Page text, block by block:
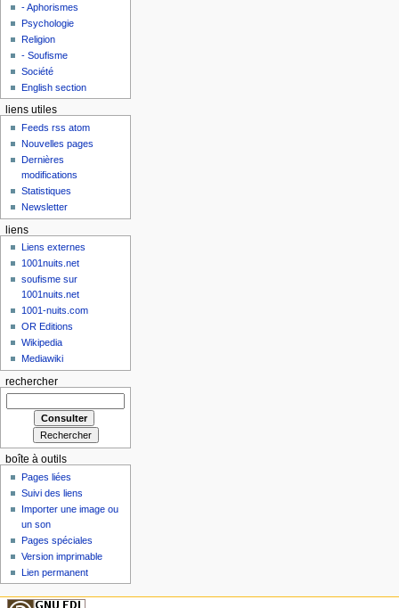
- Aphorismes
Psychologie
Religion
- Soufisme
Société
English section
liens utiles
Feeds rss atom
Nouvelles pages
Dernières
modifications
Statistiques
Newsletter
liens
Liens externes
1001nuits.net
soufisme sur
1001nuits.net
1001-nuits.com
OR Editions
Wikipedia
Mediawiki
rechercher
boîte à outils
Pages liées
Suivi des liens
Importer une image ou
un son
Pages spéciales
Version imprimable
Lien permanent